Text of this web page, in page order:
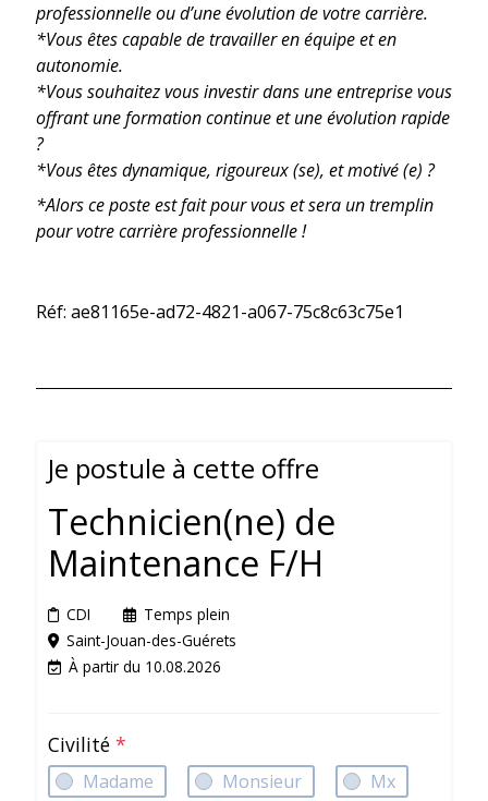
professionnelle ou d’une évolution de votre carrière.
*Vous êtes capable de travailler en équipe et en
autonomie.
*Vous souhaitez vous investir dans une entreprise vous
offrant une formation continue et une évolution rapide
?
*Vous êtes dynamique, rigoureux (se), et motivé (e) ?
*Alors ce poste est fait pour vous et sera un tremplin
pour votre carrière professionnelle !
Réf: ae81165e-ad72-4821-a067-75c8c63c75e1
Je postule à cette offre
Technicien(ne) de
Maintenance F/H
CDI
Temps plein
Saint-Jouan-des-Guérets
À partir du 10.08.2026
Civilité *
Madame Monsieur Mx